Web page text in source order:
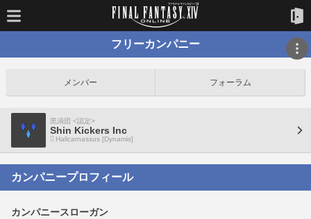
フリーカンパニー
メンバー フォーラム
黒渦団 <認定>
Shin Kickers Inc
Halicarnassus [Dynamis]
カンパニープロフィール
カンパニースローガン